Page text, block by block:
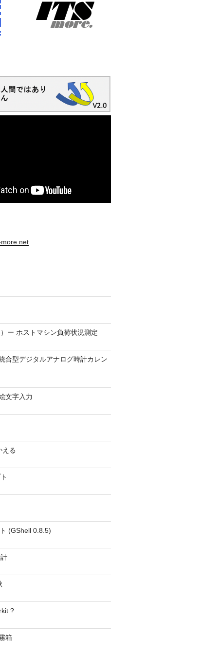
more.net
ー ホストマシン負荷状況測定
合型デジタルアナログ時計カレン
文字入力
える
(GShell 0.8.5)
?
箱